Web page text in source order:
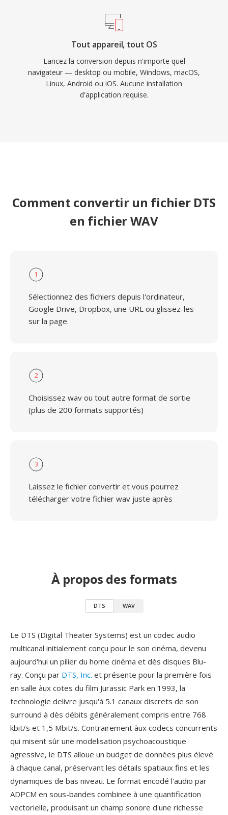
Tout appareil, tout OS
Lancez la conversion depuis n'importe quel
navigateur — desktop ou mobile, Windows, macOS,
Linux, Android ou iOS. Aucune installation
d'application requise.
Comment convertir un fichier DTS
en fichier WAV
1
Sélectionnez des fichiers depuis l'ordinateur,
Google Drive, Dropbox, une URL ou glissez-les
sur la page.
2
Choisissez wav ou tout autre format de sortie
(plus de 200 formats supportés)
3
Laissez le fichier convertir et vous pourrez
télécharger votre fichier wav juste après
À propos des formats
DTS WAV
Le DTS (Digital Theater Systems) est un codec audio
multicanal initialement conçu pour le son cinéma, devenu
aujourd'hui un pilier du home cinéma et dès disques Blu-
ray. Conçu par DTS, Inc. et présente pour la première fois
en salle àux cotes du film Jurassic Park en 1993, la
technologie delivre jusqu'à 5.1 canaux discrets de son
surround à dès débits généralement compris entre 768
kbit/s et 1,5 Mbit/s. Contrairement àux codecs concurrents
qui misent sûr une modelisation psychoacoustique
agressive, le DTS alloue un budget de données plus élevé
à chaque canal, préservant les détails spatiaux fins et les
dynamiques de bas niveau. Le format encodé l'audio par
ADPCM en sous-bandes combinee à une quantification
vectorielle, produisant un champ sonore d'une richesse